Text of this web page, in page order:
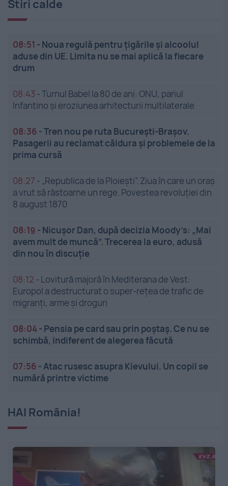
Stiri calde
08:51 - Noua regulă pentru țigările și alcoolul
aduse din UE. Limita nu se mai aplică la fiecare
drum
08:43 -Turnul Babel la 80 de ani: ONU, pariul
Infantino și eroziunea arhitecturii multilaterale
08:36 -Tren nou pe ruta București-Brașov.
Pasagerii au reclamat căldura și problemele de la
prima cursă
08:27 - „Republica de la Ploiești”. Ziua în care un oraș
a vrut să răstoarne un rege. Povestea revoluției din
8 august 1870
08:19 - Nicușor Dan, după decizia Moody’s: „Mai
avem mult de muncă”. Trecerea la euro, adusă
din nou în discuție
08:12 - Lovitură majoră în Mediterana de Vest:
Europol a destructurat o super-rețea de trafic de
migranți, arme și droguri
08:04- Pensia pe card sau prin poștaș. Ce nu se
schimbă, indiferent de alegerea făcută
07:56 -Atac rusesc asupra Kievului. Un copil se
numără printre victime
HAI România!